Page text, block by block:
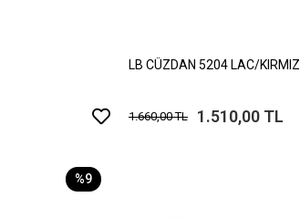
LB CÜZDAN 5204 LAC/KIRMIZI
1.660,00 TL 1.510,00 TL
%9